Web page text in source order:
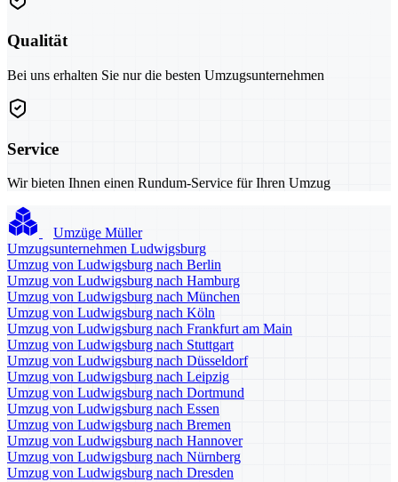
Qualität
Bei uns erhalten Sie nur die besten Umzugsunternehmen
Service
Wir bieten Ihnen einen Rundum-Service für Ihren Umzug
Umzüge Müller
Umzugsunternehmen Ludwigsburg
Umzug von Ludwigsburg nach Berlin
Umzug von Ludwigsburg nach Hamburg
Umzug von Ludwigsburg nach München
Umzug von Ludwigsburg nach Köln
Umzug von Ludwigsburg nach Frankfurt am Main
Umzug von Ludwigsburg nach Stuttgart
Umzug von Ludwigsburg nach Düsseldorf
Umzug von Ludwigsburg nach Leipzig
Umzug von Ludwigsburg nach Dortmund
Umzug von Ludwigsburg nach Essen
Umzug von Ludwigsburg nach Bremen
Umzug von Ludwigsburg nach Hannover
Umzug von Ludwigsburg nach Nürnberg
Umzug von Ludwigsburg nach Dresden